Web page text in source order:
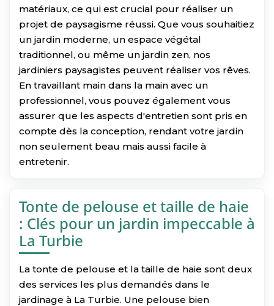
matériaux, ce qui est crucial pour réaliser un
projet de paysagisme réussi. Que vous souhaitiez
un jardin moderne, un espace végétal
traditionnel, ou même un jardin zen, nos
jardiniers paysagistes peuvent réaliser vos rêves.
En travaillant main dans la main avec un
professionnel, vous pouvez également vous
assurer que les aspects d'entretien sont pris en
compte dès la conception, rendant votre jardin
non seulement beau mais aussi facile à
entretenir.
Tonte de pelouse et taille de haie
: Clés pour un jardin impeccable à
La Turbie
La tonte de pelouse et la taille de haie sont deux
des services les plus demandés dans le
jardinage à La Turbie. Une pelouse bien